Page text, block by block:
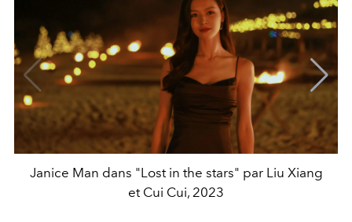
Janice Man dans "Lost in the stars" par Liu Xiang
et Cui Cui, 2023